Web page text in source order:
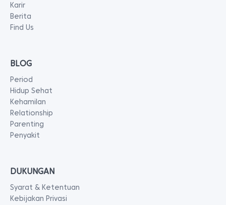
Karir
Berita
Find Us
BLOG
Period
Hidup Sehat
Kehamilan
Relationship
Parenting
Penyakit
DUKUNGAN
Syarat & Ketentuan
Kebijakan Privasi